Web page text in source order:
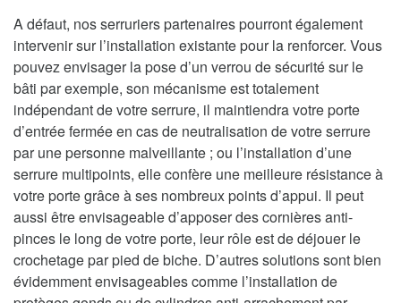
A défaut, nos serruriers partenaires pourront également
intervenir sur l’installation existante pour la renforcer. Vous
pouvez envisager la pose d’un verrou de sécurité sur le
bâti par exemple, son mécanisme est totalement
indépendant de votre serrure, il maintiendra votre porte
d’entrée fermée en cas de neutralisation de votre serrure
par une personne malveillante ; ou l’installation d’une
serrure multipoints, elle confère une meilleure résistance à
votre porte grâce à ses nombreux points d’appui. Il peut
aussi être envisageable d’apposer des cornières anti-
pinces le long de votre porte, leur rôle est de déjouer le
crochetage par pied de biche. D’autres solutions sont bien
évidemment envisageables comme l’installation de